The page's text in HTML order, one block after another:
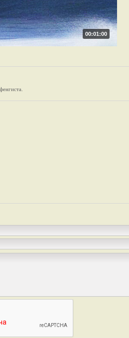
00:01:00